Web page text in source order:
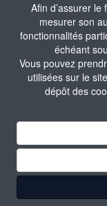
Afin d’assurer
mesurer son
fonctionnalités
échéant
Vous pouvez
utilisées sur le
dépôt des